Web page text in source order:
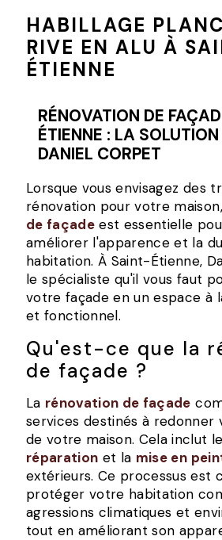
HABILLAGE PLANCHE DE
RIVE EN ALU À
ÉTIENNE
RÉNOVATION DE FAÇADE À SAINT-
ÉTIENNE : LA
DANIEL CORPET
Lorsque vous envisagez des travaux de
rénovation pour votre
de façade est essentielle
améliorer l'apparence et la
habitation. À Saint-Étienne,
le spécialiste qu'il vous faut
votre façade en un espace à
et fonctionnel.
Qu'est-ce que la rénovation
de façade ?
La rénovation de façade
services destinés à redonner
de votre maison. Cela inclut le
réparation et la mise en
extérieurs. Ce processus est
protéger votre habitation
agressions climatiques et
tout en améliorant son